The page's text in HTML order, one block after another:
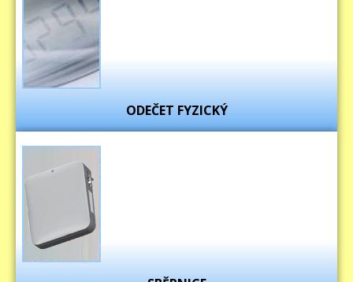
ODEČET FYZICKÝ